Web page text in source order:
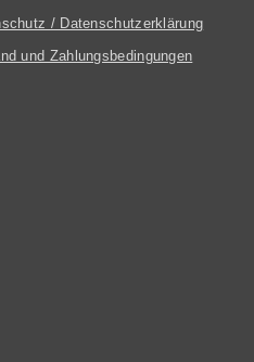
/ Datenschutzerklärung
und Zahlungsbedingungen